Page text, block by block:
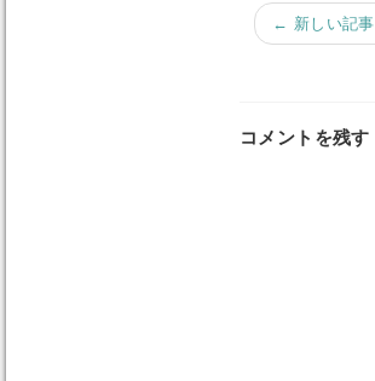
← 新しい記事
コメントを残す